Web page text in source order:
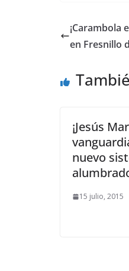
¡Carambola
en Fresnillo
¡Jesús
nuevo
15 julio, 2015